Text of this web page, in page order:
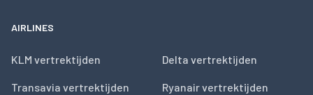
AIRLINES
KLM vertrektijden
Transavia vertrektijden
Delta vertrektijden
Ryanair vertrektijden